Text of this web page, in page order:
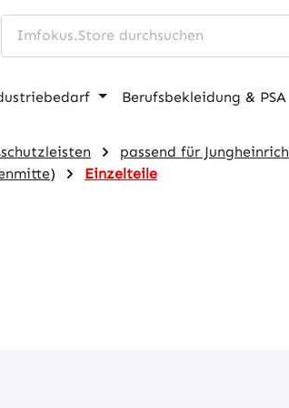
Berufsbekleidung & PSA
passend für Jungheinrich
Einzelteile